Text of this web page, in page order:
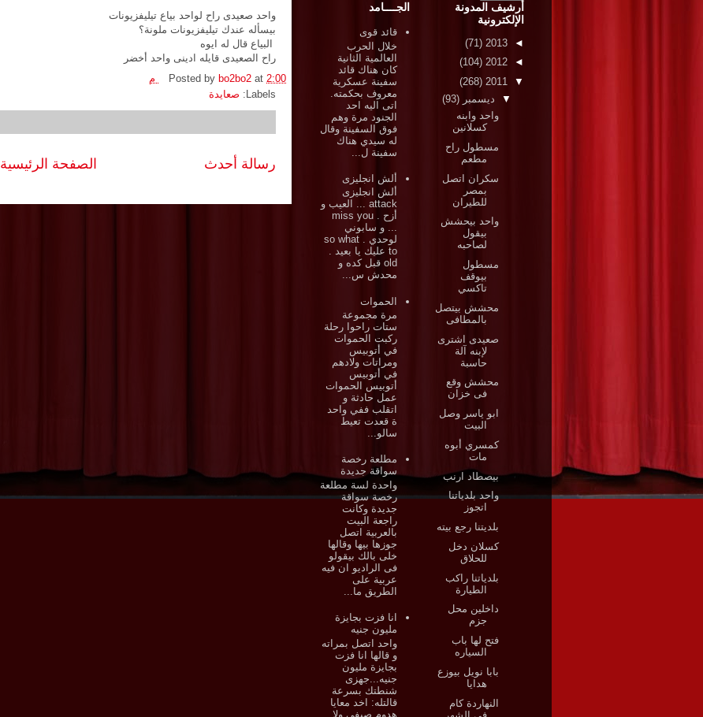
واحد صعيدى راح لواحد بياع تيليفزيونات
بيسأله عندك تيليفزيونات ملونة؟
البياع قال له ايوه
راح الصعيدى قايله ادينى واحد أخضر
Posted by bo2bo2 at 2:00 م
Labels:
صعايدة
رسالة أحدث الصفحة الرئيسية
أرشيف المدونة
الإلكترونية
◄
2013
(71)
◄
2012
(104)
▼
2011
(268)
▼ ديسمبر (93)
واحد وابنه
كسلانين
مسطول راح
مطعم
سكران اتصل
بمصر
للطيران
واحد بيحشش
بيقول
لصاحبه
مسطول
بيوقف
تاكسي
محشش بيتصل
بالمطافى
صعيدى اشترى
لإبنه آلة
حاسبة
محشش وقع
فى خزان
ابو ياسر وصل
البيت
كمسري أبوه
مات
بيصطاد ارنب
واحد بلدياتنا
اتجوز
بلديتنا رجع بيته
كسلان دخل
للحلاق
بلدياتنا راكب
الطيارة
داخلين محل
جزم
فتح لها باب
السياره
بابا نويل بيوزع
هدايا
النهاردة كام
فى الشهر
الجــــامد
قائد قوى
خلال الحرب
العالمية الثانية
كان هناك قائد
سفينة عسكرية
معروف بحكمته.
اتى اليه احد
الجنود مرة وهم
فوق السفينة وقال
له سيدي هناك
سفينة ل...
ألش انجليزى
ألش انجليزى
attack ... العيب و
أزح . miss you
... و سابوني
لوحدي . so what
to عليك يا بعيد .
old قبل كده و
محدش س...
الحموات
مرة مجموعة
ستات راحوا رحلة
ركبت الحموات
في أتوبيس
ومراتات ولادهم
في أتوبيس
أتوبيس الحموات
عمل حادثة و
اتقلب ففي واحد
ة قعدت تعيط
سالو...
مطلعة رخصة
سواقة جديدة
واحدة لسة مطلعة
رخصة سواقة
جديدة وكانت
راجعة البيت
بالعربية اتصل
جوزها بيها وقالها
خلى بالك بيقولو
فى الراديو ان فيه
عربية على
الطريق ما...
انا فزت بجايزة
مليون جنيه
واحد اتصل بمراته
و قالها انا فزت
بجايزة مليون
جنيه...جهزى
شنطتك بسرعة
قالتله: اخد معايا
هدوم صيفى ولا